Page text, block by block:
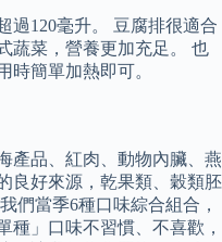
過120毫升。 豆腐排很適合
蔬菜，營養更加充足。 也
時簡單加熱即可。
產品、紅肉、動物內臟、燕
良好來源，乾果類、穀類胚
們當季6種口味綜合組合，
種」口味不習慣、不喜歡，